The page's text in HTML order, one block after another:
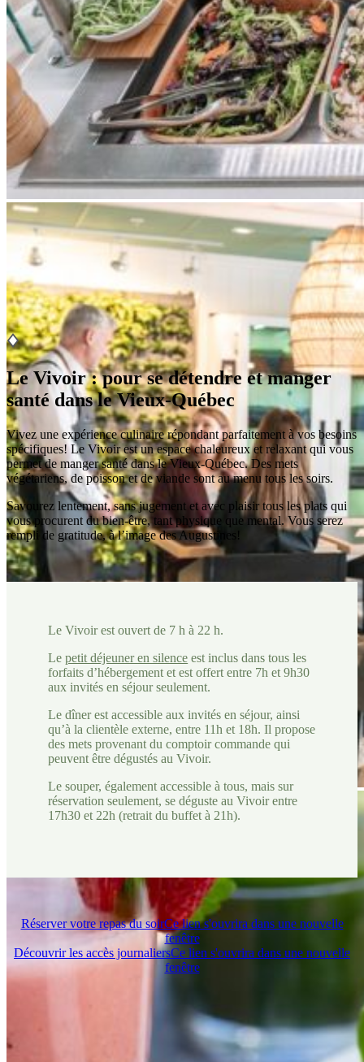
Le Vivoir : pour se détendre et manger
santé dans le Vieux-Québec
Vivez une expérience culinaire répondant parfaitement à vos besoins
spécifiques! Le Vivoir est un espace chaleureux et relaxant qui vous
permet de manger santé dans le Vieux-Québec. Des mets
végétariens, de poisson et de viande sont au menu tous les soirs.
Savourez lentement, sans jugement et avec plaisir tous les plats qui
vous procurent du bien-être, tant physique que mental. Vous serez
rempli de gratitude, à l’image des Augustines!
Le Vivoir est ouvert de 7 h à 22 h.
Lepetit déjeuner en silence est inclus dans tous les
forfaits d’hébergement et est offert entre 7h et 9h30
aux invités en séjour seulement.
Le dîner est accessible aux invités en séjour, ainsi
qu’à la clientèle externe, entre 11h et 18h. Il propose
des mets provenant du comptoir commande qui
peuvent être dégustés au Vivoir.
Le souper, également accessible à tous, mais sur
réservation seulement, se déguste au Vivoir entre
17h30 et 22h (retrait du buffet à 21h).
Réserver votre repas du soirCe lien s'ouvrira dans une nouvelle
fenêtre
Découvrir les accès journaliersCe lien s'ouvrira dans une nouvelle
fenêtre